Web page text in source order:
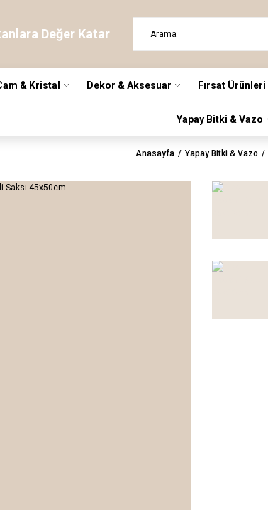
Değer Katar
& Kristal Dekor & Aksesuar Fırsat Ürünleri
Yapay Bitki & Vazo
Anasayfa Yapay Bitki & Vazo